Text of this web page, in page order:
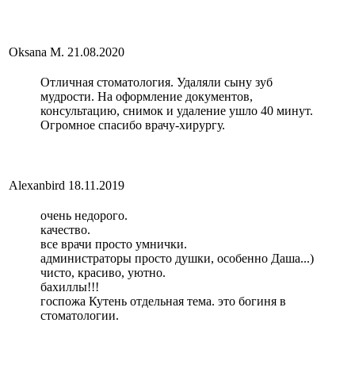
Oksana M. 21.08.2020
Отличная стоматология. Удаляли сыну зуб
мудрости. На оформление документов,
консультацию, снимок и удаление ушло 40 минут.
Огромное спасибо врачу-хирургу.
Alexanbird 18.11.2019
очень недорого.
качество.
все врачи просто умнички.
администраторы просто душки, особенно Даша...)
чисто, красиво, уютно.
бахиллы!!!
госпожа Кутень отдельная тема. это богиня в
стоматологии.